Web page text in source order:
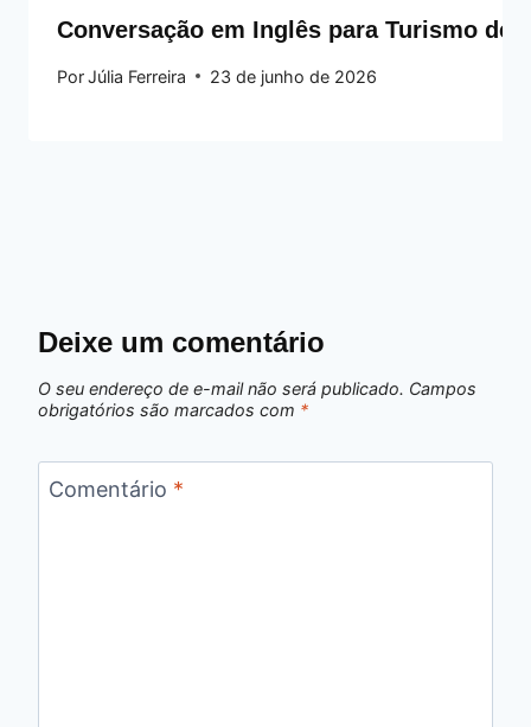
Conversação em Inglês para Turismo de
PorJúlia Ferreira 23 de junho de 2026
Deixe um comentário
O seu endereço de e-mail não será publicado. Campos
obrigatórios são marcados com *
Comentário *